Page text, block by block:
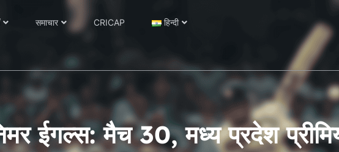
समाचार CRICAP हिन्दी
ईगल्स: मैच 30, मध्य प्रदेश